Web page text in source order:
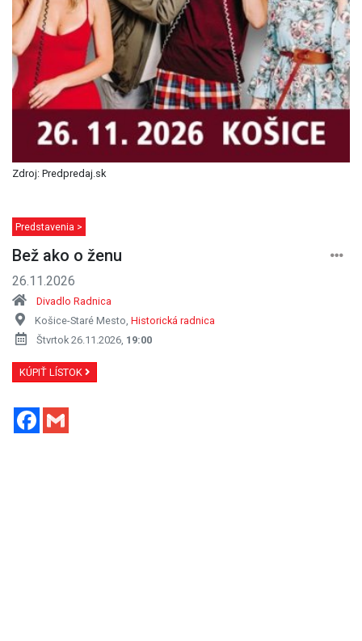
Zdroj: Predpredaj.sk
Predstavenia >
Bež ako o ženu
26.11.2026
Divadlo Radnica
Košice-Staré Mesto, Historická radnica
Štvrtok 26.11.2026, 19:00
KÚPIŤ LÍSTOK
Facebook